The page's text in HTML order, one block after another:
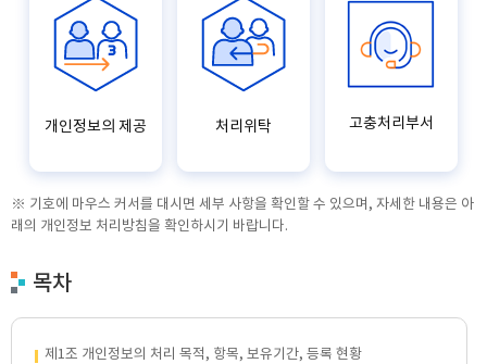
개인정보의 제공 처리위탁 고충처리부서
※ 기호에 마우스 커서를 대시면 세부 사항을 확인할 수 있으며, 자세한 내용은 아
래의 개인정보 처리방침을 확인하시기 바랍니다.
목차
제1조 개인정보의 처리 목적, 항목, 보유기간, 등록 현황